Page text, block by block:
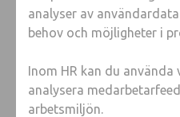
analyser av
behov och möjligheter i
Inom HR kan du
analysera
arbetsmiljön.